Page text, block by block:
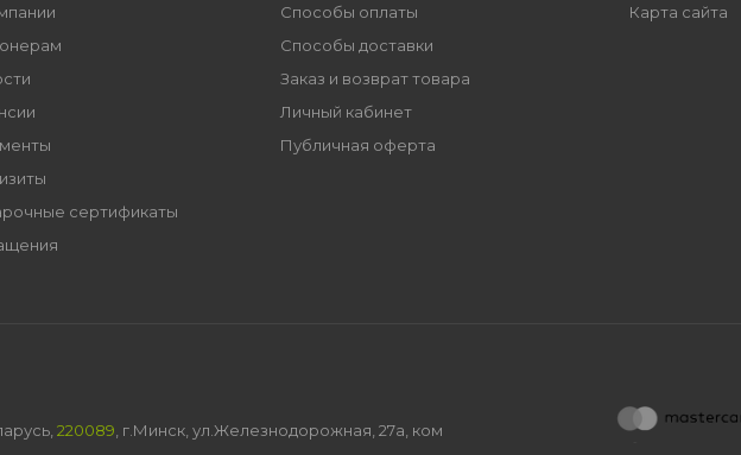
сертификаты
Способы оплаты
Способы доставки
Заказ и возврат товара
Личный кабинет
Публичная оферта
Карта сайта
220089 , г.Минск, ул.Железнодорожная, 27а, ком